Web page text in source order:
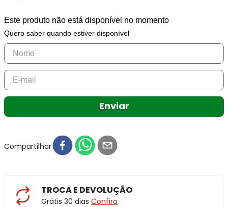
Este produto não está disponível no momento
Quero saber quando estiver disponível
Enviar
Compartilhar
TROCA E DEVOLUÇÃO
Grátis 30 dias Confira